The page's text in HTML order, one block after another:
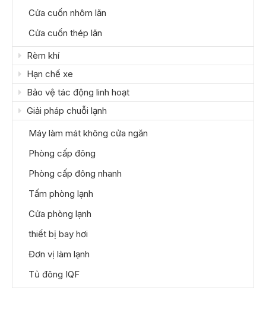
Cửa cuốn nhôm lăn
Cửa cuốn thép lăn
Rèm khí
Hạn chế xe
Bảo vệ tác động linh hoạt
Giải pháp chuỗi lạnh
Máy làm mát không cửa ngăn
Phòng cấp đông
Phòng cấp đông nhanh
Tấm phòng lạnh
Cửa phòng lạnh
thiết bị bay hơi
Đơn vị làm lạnh
Tủ đông IQF